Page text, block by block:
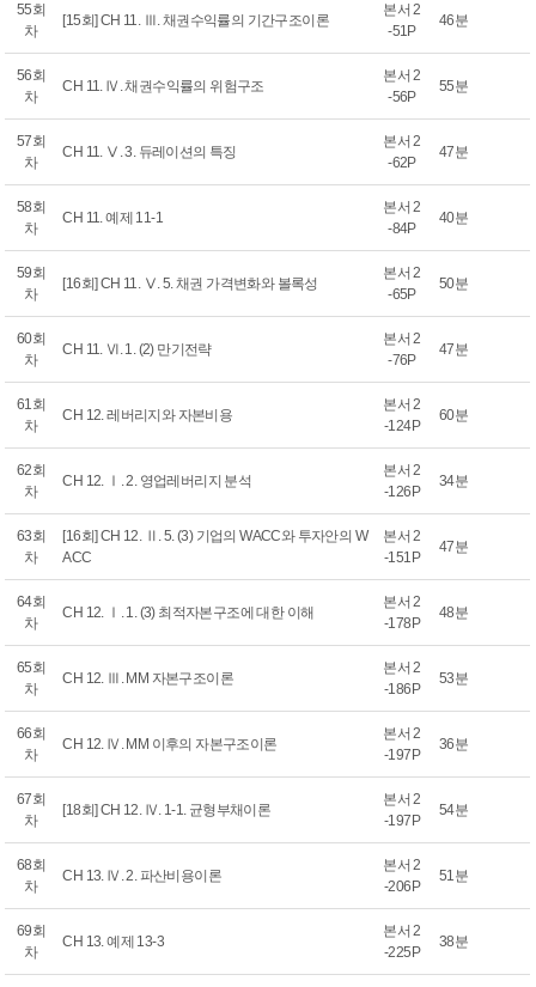
55회
차
[15회] CH 11. Ⅲ. 채권수익률의 기간구조이론
본서 2
-51P
46분
56회
차
CH 11. Ⅳ. 채권수익률의 위험구조
본서 2
-56P
55분
57회
차
CH 11. Ⅴ. 3. 듀레이션의 특징
본서 2
-62P
47분
58회
차
CH 11. 예제 11-1
본서 2
-84P
40분
59회
차
[16회] CH 11. Ⅴ. 5. 채권 가격변화와 볼록성
본서 2
-65P
50분
60회
차
CH 11. Ⅵ. 1. (2) 만기전략
본서 2
-76P
47분
61회
차
CH 12. 레버리지와 자본비용
본서 2
-124P
60분
62회
차
CH 12. Ⅰ. 2. 영업레버리지 분석
본서 2
-126P
34분
63회
차
[16회] CH 12. Ⅱ. 5. (3) 기업의 WACC와 투자안의 W
ACC
본서 2
-151P
47분
64회
차
CH 12. Ⅰ. 1. (3) 최적자본구조에 대한 이해
본서 2
-178P
48분
65회
차
CH 12. Ⅲ. MM 자본구조이론
본서 2
-186P
53분
66회
차
CH 12. Ⅳ. MM 이후의 자본구조이론
본서 2
-197P
36분
67회
차
[18회] CH 12. Ⅳ. 1-1. 균형부채이론
본서 2
-197P
54분
68회
차
CH 13. Ⅳ. 2. 파산비용이론
본서 2
-206P
51분
69회
차
CH 13. 예제 13-3
본서 2
-225P
38분